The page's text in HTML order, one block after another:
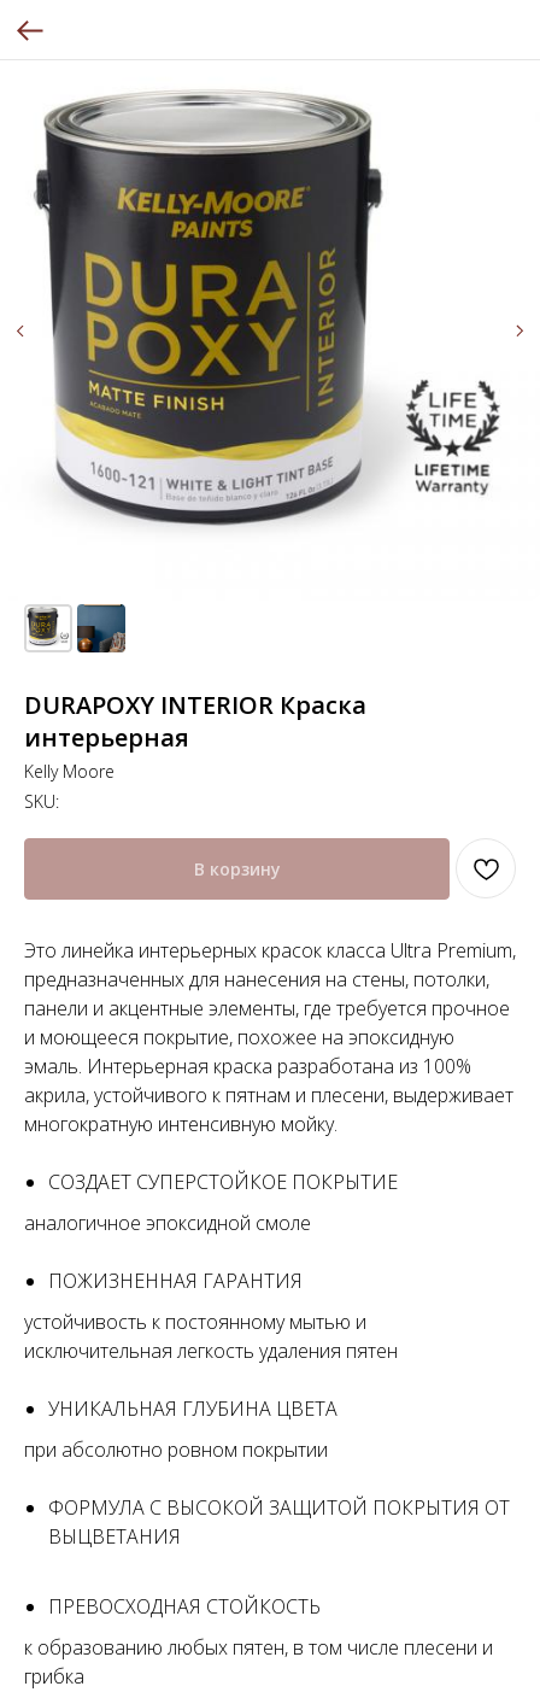
DURAPOXY INTERIOR Краска
интерьерная
Kelly Moore
SKU:
В корзину
Это линейка интерьерных красок класса Ultra Premium,
предназначенных для нанесения на стены, потолки,
панели и акцентные элементы, где требуется прочное
и моющееся покрытие, похожее на эпоксидную
эмаль. Интерьерная краска разработана из 100%
акрила, устойчивого к пятнам и плесени, выдерживает
многократную интенсивную мойку.
СОЗДАЕТ СУПЕРСТОЙКОЕ ПОКРЫТИЕ
аналогичное эпоксидной смоле
ПОЖИЗНЕННАЯ ГАРАНТИЯ
устойчивость к постоянному мытью и
исключительная легкость удаления пятен
УНИКАЛЬНАЯ ГЛУБИНА ЦВЕТА
при абсолютно ровном покрытии
ФОРМУЛА С ВЫСОКОЙ ЗАЩИТОЙ ПОКРЫТИЯ ОТ
ВЫЦВЕТАНИЯ
ПРЕВОСХОДНАЯ СТОЙКОСТЬ
к образованию любых пятен, в том числе плесени и
грибка